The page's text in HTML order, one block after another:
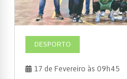
DESPORTO
17 de Fevereiro às 09h45